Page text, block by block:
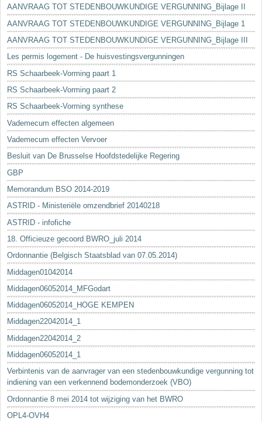
AANVRAAG TOT STEDENBOUWKUNDIGE VERGUNNING_Bijlage II
AANVRAAG TOT STEDENBOUWKUNDIGE VERGUNNING_Bijlage 1
AANVRAAG TOT STEDENBOUWKUNDIGE VERGUNNING_Bijlage III
Les permis logement - De huisvestingsvergunningen
RS Schaarbeek-Vorming paart 1
RS Schaarbeek-Vorming paart 2
RS Schaarbeek-Vorming synthese
Vademecum effecten algemeen
Vademecum effecten Vervoer
Besluit van De Brusselse Hoofdstedelijke Regering
GBP
Memorandum BSO 2014-2019
ASTRID - Ministeriële omzendbrief 20140218
ASTRID - infofiche
18. Officieuze gecoord BWRO_juli 2014
Ordonnantie (Belgisch Staatsblad van 07.05.2014)
Middagen01042014
Middagen06052014_MFGodart
Middagen06052014_HOGE KEMPEN
Middagen22042014_1
Middagen22042014_2
Middagen06052014_1
Verbintenis van de aanvrager van een stedenbouwkundige vergunning tot
indiening van een verkennend bodemonderzoek (VBO)
Ordonnantie 8 mei 2014 tot wijziging van het BWRO
OPL4-OVH4